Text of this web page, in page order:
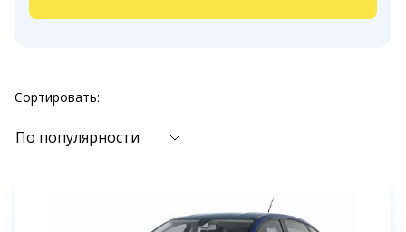
Сортировать:
По популярности